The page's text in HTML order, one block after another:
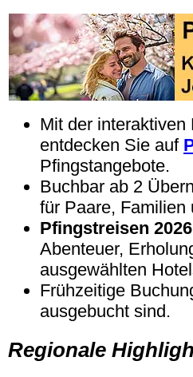
Mit der
entdecken Sie auf
Pfingstangebote.
Buchbar ab 2
für Paare, Familien
Pfingstreisen
Abenteuer,
ausgewählten
Frühzeitige
ausgebucht sind.
Regionale